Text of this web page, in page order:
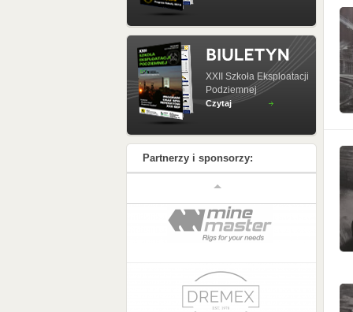
XXII Szkoła Eksploatacji
Podziemnej
Czytaj
Partnerzy i sponsorzy: